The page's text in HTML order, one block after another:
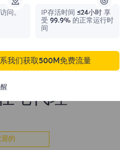
宅代理
的
问。 IP存活时间 ≤24小时 享
受 99.9% 的正常运行时
间
我们获取500M免费流量